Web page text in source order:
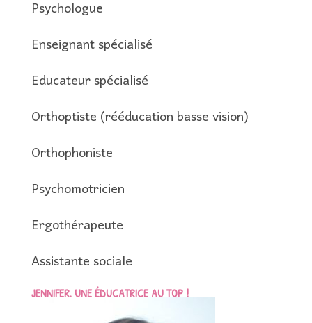
Psychologue
Enseignant spécialisé
Educateur spécialisé
Orthoptiste (rééducation basse vision)
Orthophoniste
Psychomotricien
Ergothérapeute
Assistante sociale
JENNIFER, UNE ÉDUCATRICE AU TOP !